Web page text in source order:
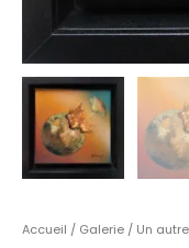
Accueil / Galerie / Un